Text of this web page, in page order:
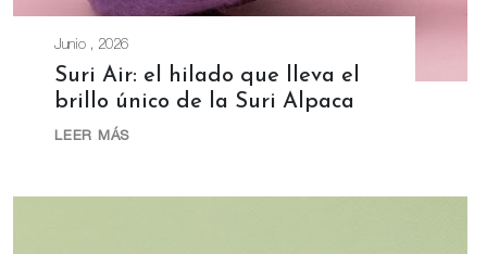
Junio , 2026
Suri Air: el hilado que lleva el
brillo único de la Suri Alpaca
LEER MÁS